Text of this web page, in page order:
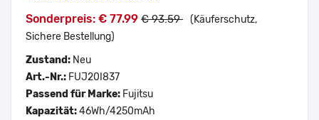
Sonderpreis: € 77.99 € 93.59 (Käuferschutz,
Sichere Bestellung)
Zustand: Neu
Art.-Nr.: FUJ20I837
Passend für Marke: Fujitsu
Kapazität:46Wh/4250mAh